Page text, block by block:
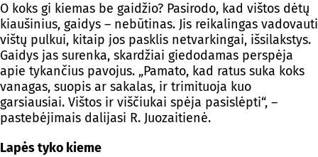
O koks gi kiemas be gaidžio? Pasirodo, kad vištos dėtų
kiaušinius, gaidys – nebūtinas. Jis reikalingas vadovauti
vištų pulkui, kitaip jos pasklis netvarkingai, išsilakstys.
Gaidys jas surenka, skardžiai giedodamas perspėja
apie tykančius pavojus. „Pamato, kad ratus suka koks
vanagas, suopis ar sakalas, ir trimituoja kuo
garsiausiai. Vištos ir viščiukai spėja pasislėpti“, –
pastebėjimais dalijasi R. Juozaitienė.
Lapės tyko kieme